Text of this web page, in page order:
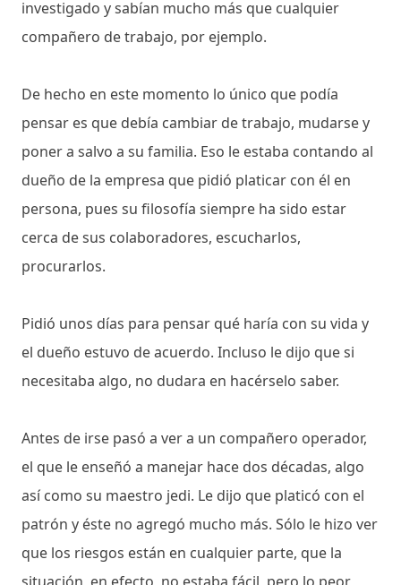
investigado y sabían mucho más que cualquier
compañero de trabajo, por ejemplo.
De hecho en este momento lo único que podía
pensar es que debía cambiar de trabajo, mudarse y
poner a salvo a su familia. Eso le estaba contando al
dueño de la empresa que pidió platicar con él en
persona, pues su filosofía siempre ha sido estar
cerca de sus colaboradores, escucharlos,
procurarlos.
Pidió unos días para pensar qué haría con su vida y
el dueño estuvo de acuerdo. Incluso le dijo que si
necesitaba algo, no dudara en hacérselo saber.
Antes de irse pasó a ver a un compañero operador,
el que le enseñó a manejar hace dos décadas, algo
así como su maestro jedi. Le dijo que platicó con el
patrón y éste no agregó mucho más. Sólo le hizo ver
que los riesgos están en cualquier parte, que la